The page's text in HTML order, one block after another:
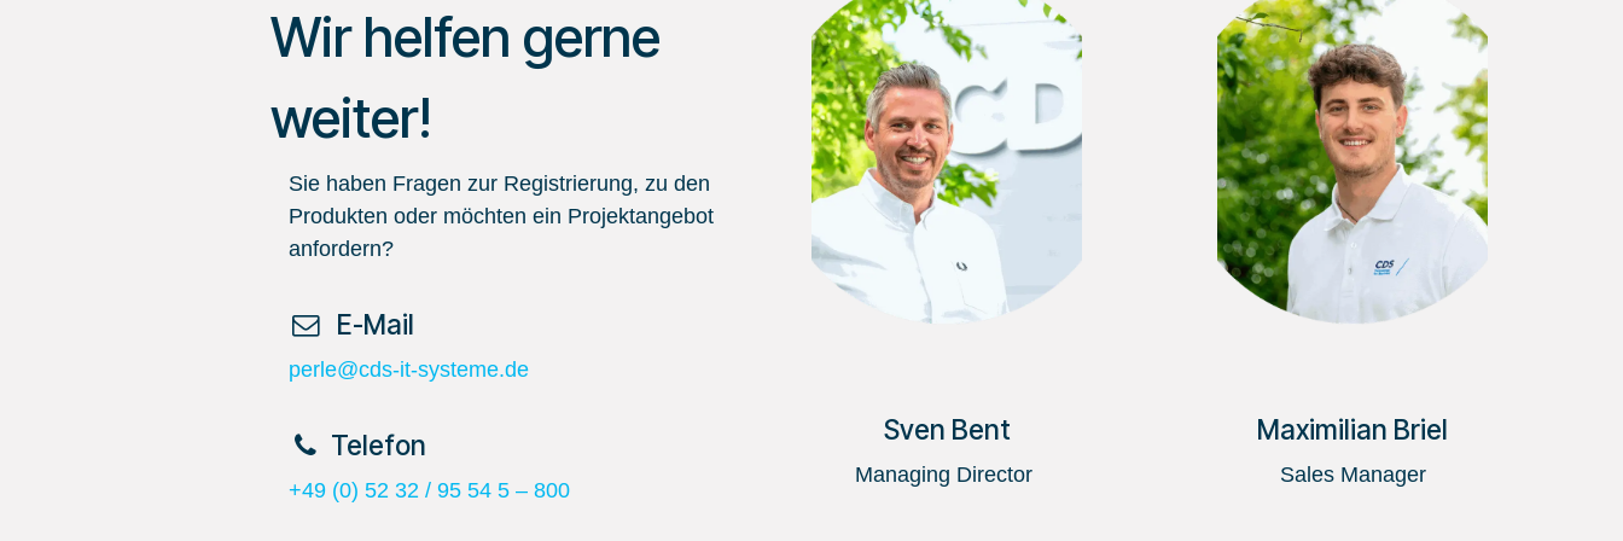
Wir helfen gerne
weiter!
Sie haben Fragen zur Registrierung, zu den
Produkten oder möchten ein Projektangebot
anfordern?
​ E-Mail
perle@cds-it-systeme.de
​Telefon
+49 (0) 52 32 / 95 54 5 – 800
Sven Bent
Managing Director
Maximilian Briel
Sales Manager